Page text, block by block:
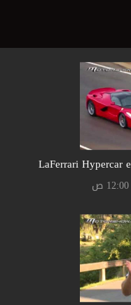
LaFerrari Hypercar